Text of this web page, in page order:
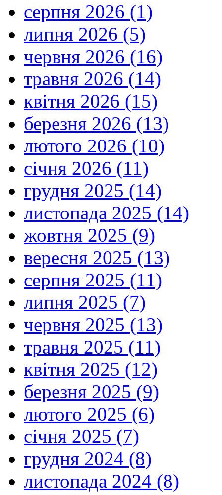
серпня 2026 (1)
липня 2026 (5)
червня 2026 (16)
травня 2026 (14)
квітня 2026 (15)
березня 2026 (13)
лютого 2026 (10)
січня 2026 (11)
грудня 2025 (14)
листопада 2025 (14)
жовтня 2025 (9)
вересня 2025 (13)
серпня 2025 (11)
липня 2025 (7)
червня 2025 (13)
травня 2025 (11)
квітня 2025 (12)
березня 2025 (9)
лютого 2025 (6)
січня 2025 (7)
грудня 2024 (8)
листопада 2024 (8)